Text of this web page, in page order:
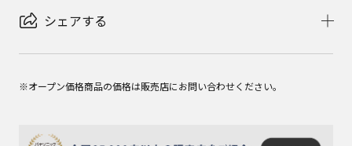
シェアする
※オープン価格商品の価格は販売店にお問い合わせください。